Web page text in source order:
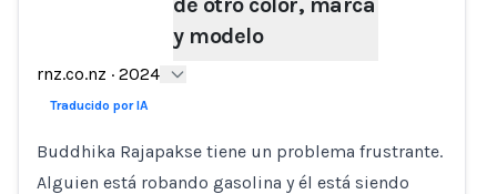
y modelo
rnz.co.nz · 2024
Traducido por IA
Buddhika Rajapakse tiene un problema frustrante.
Alguien está robando gasolina y él está siendo